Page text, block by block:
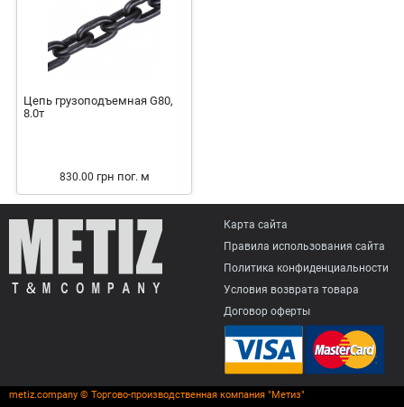
Цепь грузоподъемная G80,
8.0т
830.00 грн пог. м
Карта сайта
Правила использования сайта
Политика конфиденциальности
Условия возврата товарa
Договор оферты
metiz.company © Торгово-производственная компания "Метиз"